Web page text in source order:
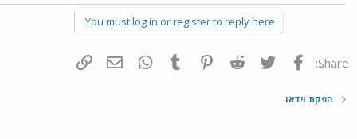
You must log in or register to reply here.
Share: פייסבוק Twitter
Reddit
Pinterest
Tumblr
WhatsAppדואר אלקטרוני
הפקת וידאו